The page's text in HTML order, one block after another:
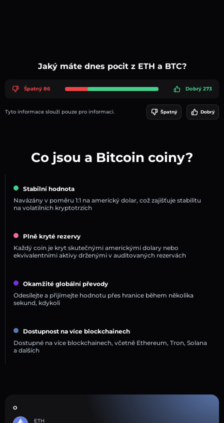
Jaký máte dnes pocit z ETH a BTC?
Špatný 86 Dobrý 273
Tyto informace slouží pouze pro informaci. Špatný Dobrý
Co jsou a Bitcoin coiny?
Stabilní hodnota
Navázány v poměru 1:1 na americký dolar, což zajišťuje stabilitu
na volatilních kryptotrzích
Plně kryté rezervy
Každý coin je kryt skutečnými americkými dolary nebo
ekvivalentními aktivy drženými v auditovaných rezervách
Okamžité globální převody
Odesílejte a přijímejte hodnotu přes hranice během několika
sekund, kdykoli
Dostupnost na více blockchainech
Dostupné na více blockchainech, včetně Ethereum, Tron, Solana
a dalších
O
ETH